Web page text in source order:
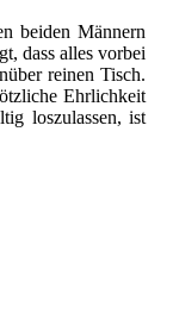
beiden Männern
dass alles vorbei
reinen Tisch.
Ehrlichkeit
loszulassen, ist